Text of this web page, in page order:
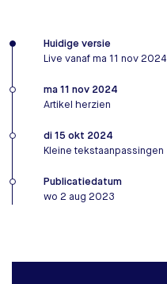
Huidige versie
Live vanaf ma 11 nov 2024
ma 11 nov 2024
Artikel herzien
di 15 okt 2024
Kleine tekstaanpassingen
Publicatiedatum
wo 2 aug 2023